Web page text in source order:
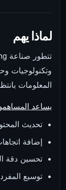
لماذا يهم
وتكنولوجيات
المعلومات
يساعد
تحديث
إضافة
تحسين دقة
توسيع